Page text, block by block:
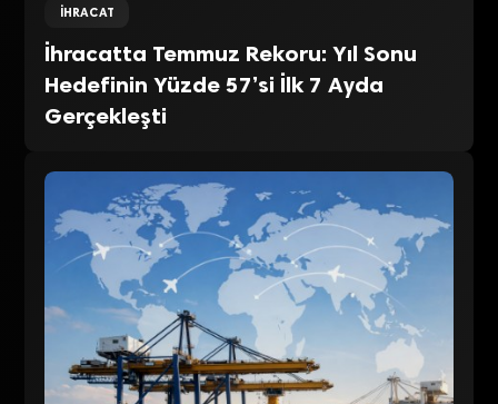
İHRACAT
İhracatta Temmuz Rekoru: Yıl Sonu
Hedefinin Yüzde 57’si İlk 7 Ayda
Gerçekleşti